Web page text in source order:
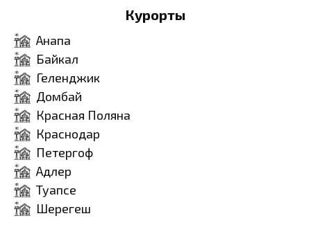
Курорты
Анапа
Байкал
Геленджик
Домбай
Красная Поляна
Краснодар
Петергоф
Адлер
Туапсе
Шерегеш
причалам, наблюдение за
Кавказская ривьера:
Посещение пляжей и
красивых уголков вокруг
Сочи.
Музеи: Посещение музеев,